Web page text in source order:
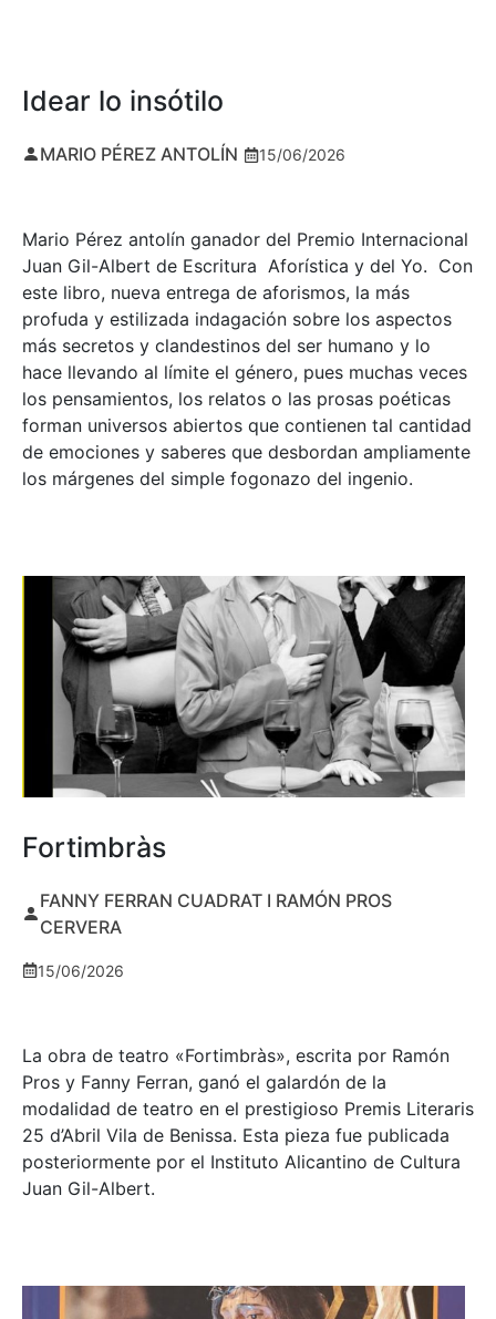
Idear lo insótilo
MARIO PÉREZ ANTOLÍN 15/06/2026
Mario Pérez antolín ganador del Premio Internacional
Juan Gil-Albert de Escritura Aforística y del Yo. Con
este libro, nueva entrega de aforismos, la más
profuda y estilizada indagación sobre los aspectos
más secretos y clandestinos del ser humano y lo
hace llevando al límite el género, pues muchas veces
los pensamientos, los relatos o las prosas poéticas
forman universos abiertos que contienen tal cantidad
de emociones y saberes que desbordan ampliamente
los márgenes del simple fogonazo del ingenio.
Fortimbràs
FANNY FERRAN CUADRAT I RAMÓN PROS
CERVERA
15/06/2026
La obra de teatro «Fortimbràs», escrita por Ramón
Pros y Fanny Ferran, ganó el galardón de la
modalidad de teatro en el prestigioso Premis Literaris
25 d’Abril Vila de Benissa. Esta pieza fue publicada
posteriormente por el Instituto Alicantino de Cultura
Juan Gil-Albert.